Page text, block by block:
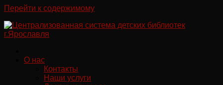
Перейти к содержимому
О нас
Контакты
Наши услуги